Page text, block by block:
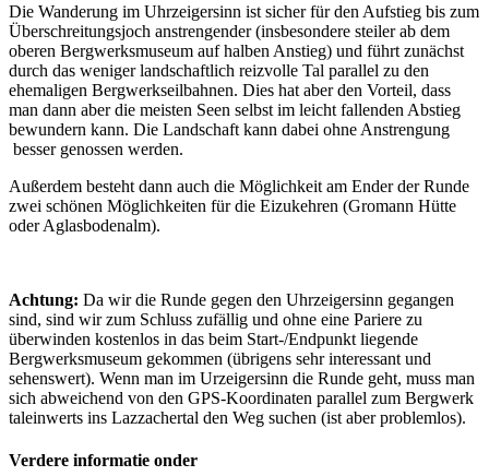
Die Wanderung im Uhrzeigersinn ist sicher für den Aufstieg bis zum
Überschreitungsjoch anstrengender (insbesondere steiler ab dem
oberen Bergwerksmuseum auf halben Anstieg) und führt zunächst
durch das weniger landschaftlich reizvolle Tal parallel zu den
ehemaligen Bergwerkseilbahnen. Dies hat aber den Vorteil, dass
man dann aber die meisten Seen selbst im leicht fallenden Abstieg
bewundern kann. Die Landschaft kann dabei ohne Anstrengung
besser genossen werden.
Außerdem besteht dann auch die Möglichkeit am Ender der Runde
zwei schönen Möglichkeiten für die Eizukehren (Gromann Hütte
oder Aglasbodenalm).
Achtung: Da wir die Runde gegen den Uhrzeigersinn gegangen
sind, sind wir zum Schluss zufällig und ohne eine Pariere zu
überwinden kostenlos in das beim Start-/Endpunkt liegende
Bergwerksmuseum gekommen (übrigens sehr interessant und
sehenswert). Wenn man im Urzeigersinn die Runde geht, muss man
sich abweichend von den GPS-Koordinaten parallel zum Bergwerk
taleinwerts ins Lazzachertal den Weg suchen (ist aber problemlos).
Verdere informatie onder